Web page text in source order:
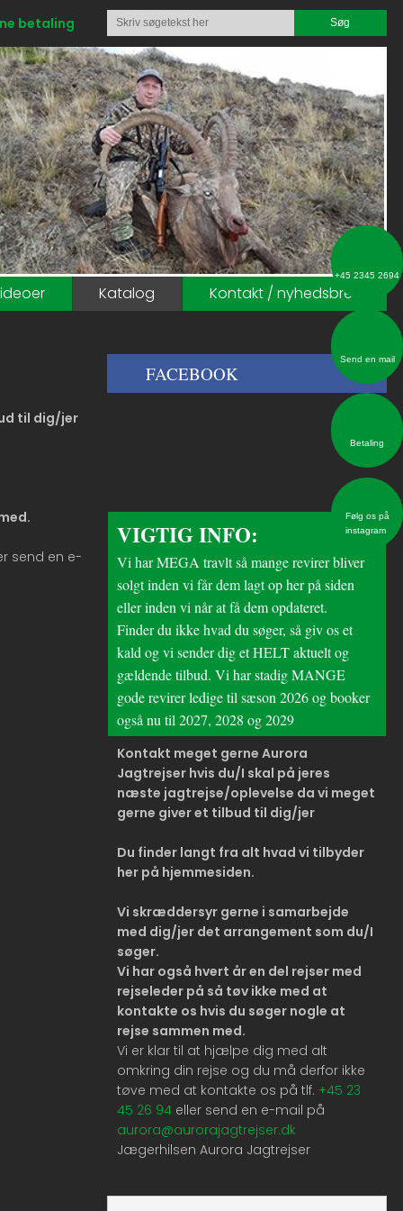
​+45 2345 2694
Send en mail
Betaling​
Følg os på
instagram
betaling
Katalog Kontakt / nyhedsbrev
til dig/jer
send en e-
FACEBOOK​
VIGTIG INFO:
Vi har MEGA travlt så mange revirer bliver
solgt inden vi får dem lagt op her på siden
eller inden vi når at få dem opdateret.
Finder du ikke hvad du søger, så giv os et
kald og vi sender dig et HELT aktuelt og
gældende tilbud. Vi har stadig MANGE
gode revirer ledige til sæson 2026 og booker
også nu til 2027, 2028 og 2029
Kontakt meget gerne Aurora
Jagtrejser hvis du/I skal på jeres
næste jagtrejse/oplevelse da vi meget
gerne giver et tilbud til dig/jer
Du finder langt fra alt hvad vi tilbyder
her på hjemmesiden.
Vi skræddersyr gerne i samarbejde
med dig/jer det arrangement som du/I
søger.
Vi har også hvert år en del rejser med
rejseleder på så tøv ikke med at
kontakte os hvis du søger nogle at
rejse sammen med.
Vi er klar til at hjælpe dig med alt
omkring din rejse og du må derfor ikke
tøve med at kontakte os på tlf. +45 23
45 26 94 eller send en e-mail på
aurora@aurorajagtrejser.dk
Jægerhilsen Aurora Jagtrejser